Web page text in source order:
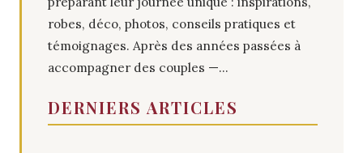
robes, déco, photos, conseils pratiques et
témoignages. Après des années passées à
accompagner des couples —...
DERNIERS ARTICLES